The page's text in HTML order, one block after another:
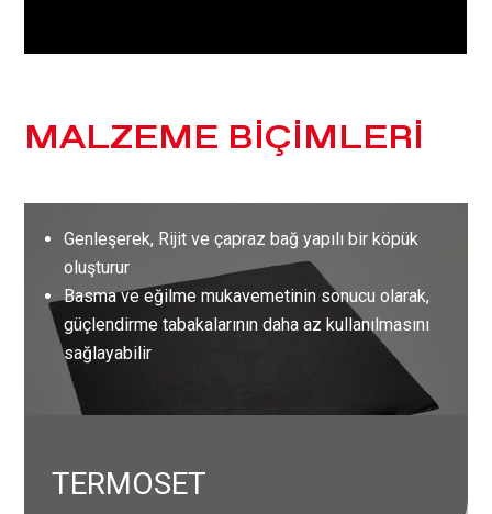
MALZEME BİÇİMLERİ
Genleşerek, Rijit ve çapraz bağ yapılı bir köpük
oluşturur
Basma ve eğilme mukavemetinin sonucu olarak,
güçlendirme tabakalarının daha az kullanılmasını
sağlayabilir
TERMOSET